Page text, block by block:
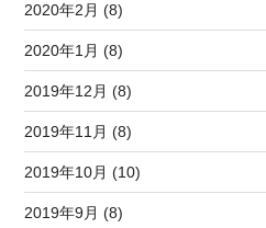
2020年2月 (8)
2020年1月 (8)
2019年12月 (8)
2019年11月 (8)
2019年10月 (10)
2019年9月 (8)